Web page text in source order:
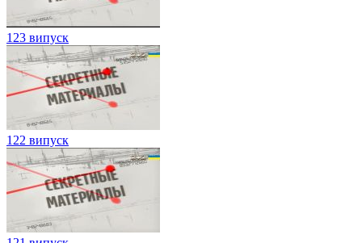
123 випуск
122 випуск